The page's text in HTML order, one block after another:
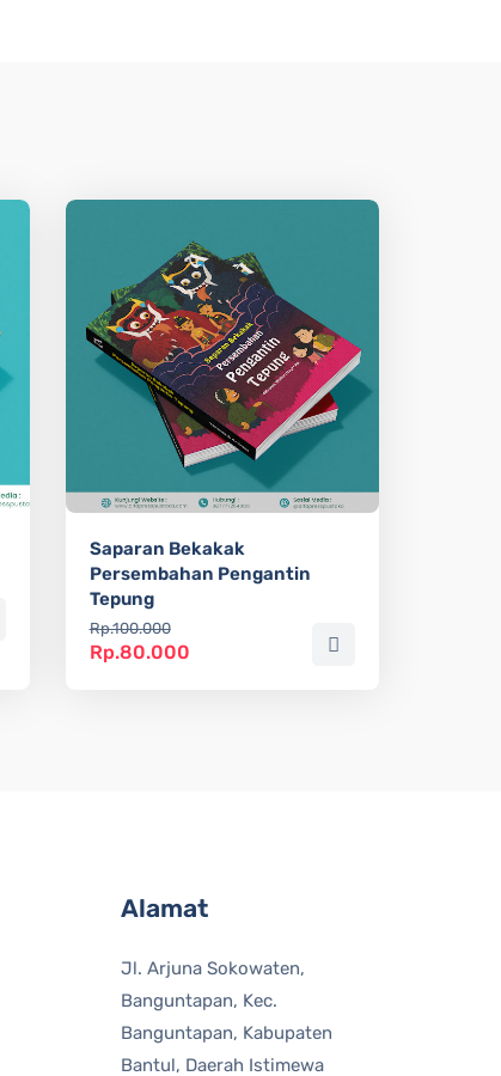
Saparan Bekakak
Persembahan Pengantin
Tepung
Rp.100.000
Rp.80.000
Alamat
Jl. Arjuna Sokowaten,
Banguntapan, Kec.
Banguntapan, Kabupaten
Bantul, Daerah Istimewa